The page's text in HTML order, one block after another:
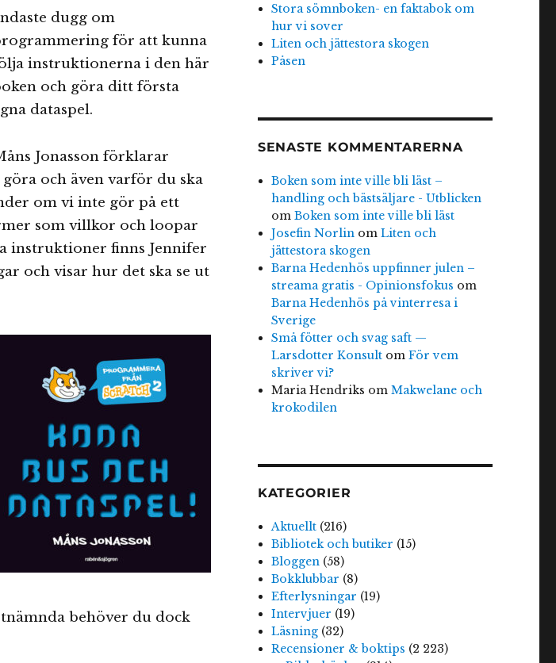
dugg om
för att kunna
instruktionerna i den här
och göra ditt första
dataspel.
Jonasson förklarar
och även varför du ska
om vi inte gör på ett
som villkor och loopar
instruktioner finns Jennifer
och visar hur det ska se ut
behöver du dock
Stora sömnboken- en faktabok om
hur vi sover
Liten och jättestora skogen
Påsen
SENASTE KOMMENTARERNA
Boken som inte ville bli läst –
handling och bästsäljare - Utblicken
omBoken som inte ville bli läst
Josefin Norlin omLiten och
jättestora skogen
Barna Hedenhös uppfinner julen –
streama gratis - Opinionsfokus om
Barna Hedenhös på vinterresa i
Sverige
Små fötter och svag saft —
Larsdotter Konsult omFör vem
skriver vi?
Maria Hendriks omMakwelane och
krokodilen
KATEGORIER
Aktuellt (216)
Bibliotek och butiker (15)
Bloggen (58)
Bokklubbar (8)
Efterlysningar (19)
Intervjuer (19)
Läsning (32)
Recensioner & boktips (2 223)